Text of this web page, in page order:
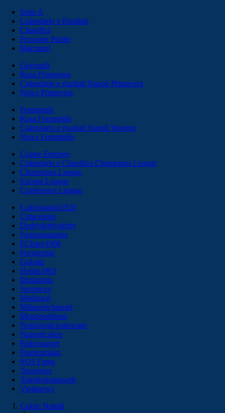
Serie A
Calendario e Risultati
Classifica
Prossime Partite
Marcatori
Giovanili
Rosa Primavera
Calendario e risultati Napoli Primavera
News Primavera
Femminile
Rosa Femminile
Calendario e risultati Napoli Women
News Femminile
Coppe Europee
Calendario e Classifica Champions League
Champions League
Europa League
Conference League
Calcionapoli1926
Cittaceleste
Derbyderbyderby
Fantamagazine
FCInter1908
Forzaroma
Golssip
Hellas1903
Ilmilanista
Juvenews
Mediagol
Milanistichannel
Mondoudinese
Notiziecalciomercato
Numericalcio
Padovasport
Pianetamilan
SOS Fanta
Toronews
Tuttobolognaweb
Violanews
Calcio Napoli